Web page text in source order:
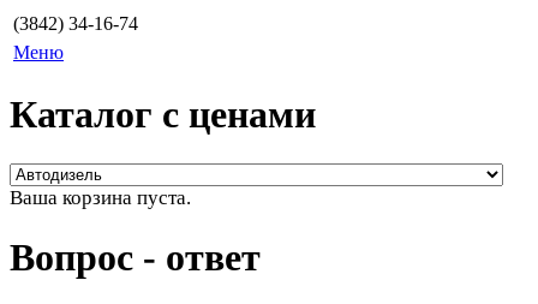
(3842) 34-16-74
Меню
Каталог с ценами
Ваша корзина пуста.
Вопрос - ответ